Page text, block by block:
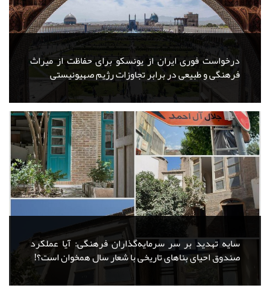
درخواست فوری ایران از یونسکو برای حفاظت از میراث‌
فرهنگی و طبیعی در برابر تجاوزات رژیم صهیونیستی
سایه تهدید بر سر سرمایه‌گذاران فرهنگی: آیا عملکرد
صندوق احیای بناهای تاریخی با شعار سال همخوان است؟!